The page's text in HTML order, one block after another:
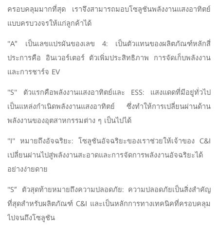
ครอบคลุมมากที่สุด เราจึงสามารถมอบโซลูชันพลังงานแสงอาทิตย์
แบบครบวงจรให้แก่ลูกค้าได้
"A” เป็นเลขแปรผันของเลข 4: เป็นตัวแทนของผลิตภัณฑ์หลักสี่
ประการคือ อินเวอร์เตอร์ ตัวเพิ่มประสิทธิภาพ การจัดเก็บพลังงาน
และการชาร์จ EV
"S" ตัวแรกคือพลังงานแสงอาทิตย์และ ESS: แสงแดดที่มีอยู่ทั่วไป
เป็นแหล่งกำเนิดพลังงานแสงอาทิตย์ ซึ่งทำให้การเปลี่ยนผ่านด้าน
พลังงานของอุตสาหกรรมต่าง ๆ เป็นไปได้
"I" หมายถึงอัจฉริยะ: โซลูชันอัจฉริยะของเราช่วยให้เจ้าของ C&I
เปลี่ยนผ่านไปสู่พลังงานสะอาดและการจัดการพลังงานอัจฉริยะได้
อย่างง่ายดาย
"S” ตัวสุดท้ายหมายถึงความปลอดภัย: ความปลอดภัยเป็นสิ่งสำคัญ
ที่สุดสำหรับผลิตภัณฑ์ C&I และเป็นหลักการทางเทคนิคที่ครอบคลุม
ไปจนถึงโซลูชัน